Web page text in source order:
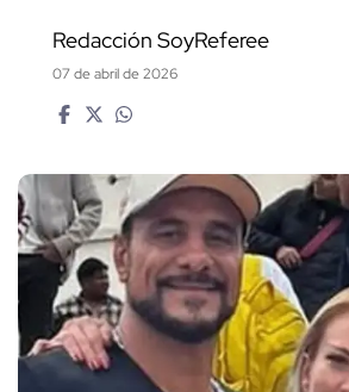
Redacción SoyReferee
07 de abril de 2026